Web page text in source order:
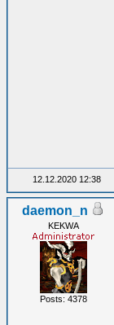
12.12.2020 12:38
daemon_n
KEKWA
Posts: 4378